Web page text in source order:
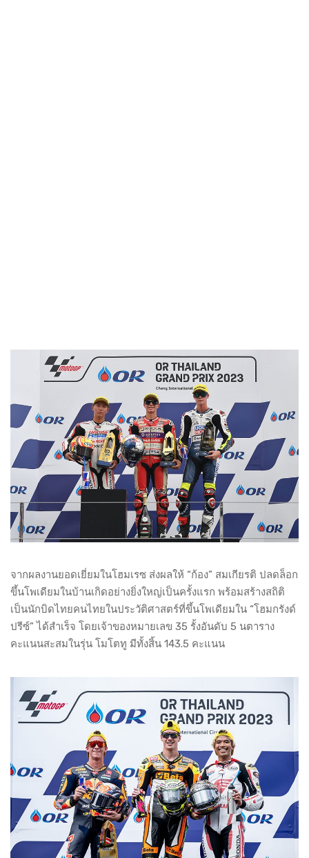
จากผลงานยอดเยี่ยมในโฮมเรซ ส่งผลให้ “ก้อง” สมเกียรติ ปลดล็อก
ขึ้นโพเดียมในบ้านเกิดอย่างยิ่งใหญ่เป็นครั้งแรก พร้อมสร้างสถิติ
เป็นนักบิดไทยคนไทยในประวัติศาสตร์ที่ขึ้นโพเดียมใน “โฮมกรังด์
ปรีซ์” ได้สำเร็จ โดยเจ้าของหมายเลข 35 รั้งอันดับ 5 นตาราง
คะแนนสะสมในรุ่น โมโตทู มีทั้งสิ้น 143.5 คะแนน